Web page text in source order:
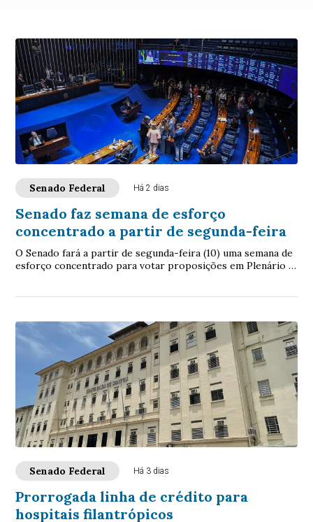
Senado Federal Há 2 dias
Senado faz semana de esforço
concentrado a partir de segunda-feira
O Senado fará a partir de segunda-feira (10) uma semana de
esforço concentrado para votar proposições em Plenário e
Senado Federal Há 3 dias
Prorrogada linha de crédito para
hospitais filantrópicos